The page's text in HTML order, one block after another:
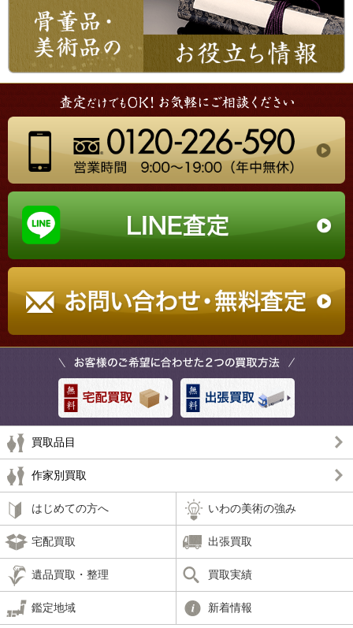
買取品目
作家別買取
はじめての方へ いわの美術の強み
宅配買取 出張買取
遺品買取・整理 買取実績
鑑定地域 新着情報